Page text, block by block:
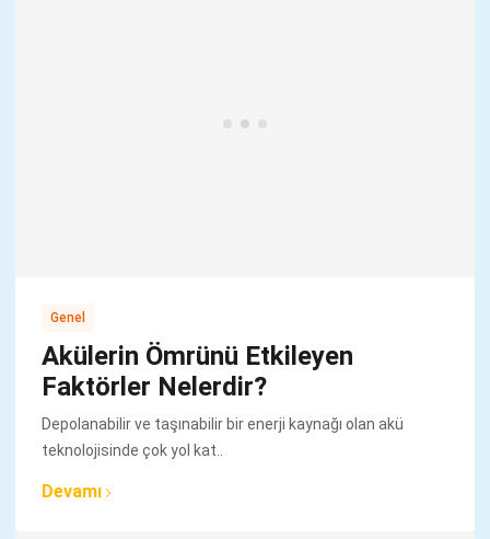
Genel
Akülerin Ömrünü Etkileyen
Faktörler Nelerdir?
Depolanabilir ve taşınabilir bir enerji kaynağı olan akü
teknolojisinde çok yol kat..
Devamı